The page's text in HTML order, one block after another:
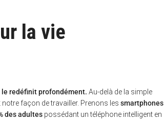
la vie
redéfinit profondément. Au-delà de la simple
façon de travailler. Prenons les smartphones
des adultes possédant un téléphone intelligent en